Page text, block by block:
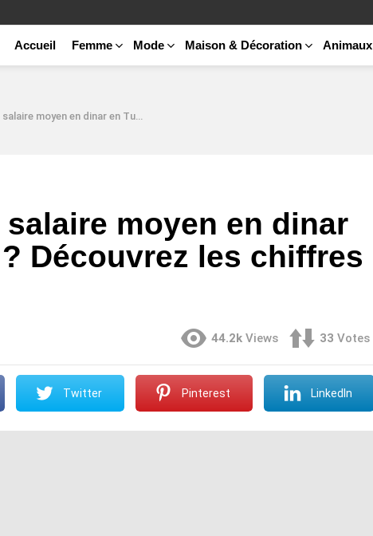
Accueil Femme Mode Maison & Décoration Animaux
en dinar en Tunisie ? Découvrez les chiffres clés
salaire moyen en dinar
Découvrez les chiffres
44.2k Views 33 Votes
Twitter Pinterest LinkedIn